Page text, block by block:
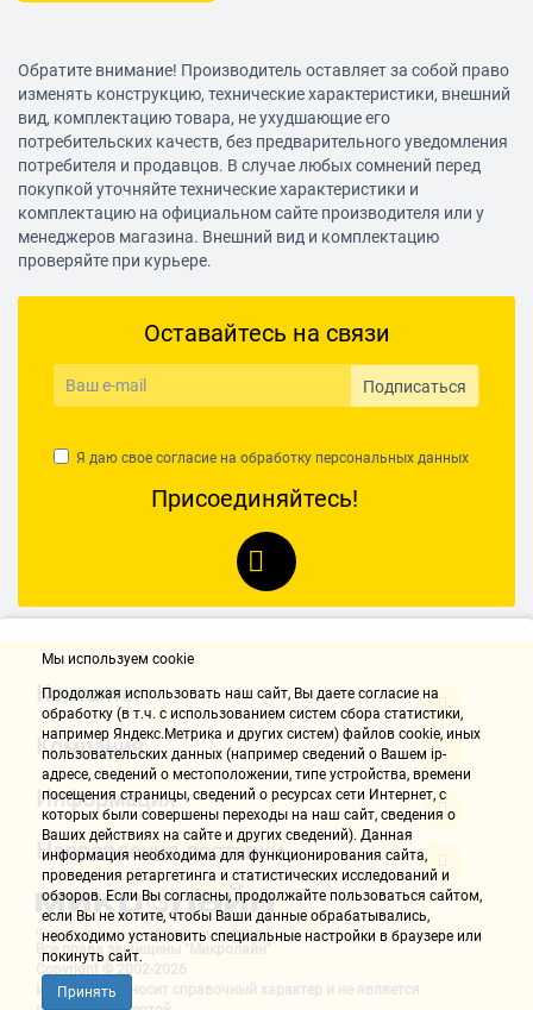
Обратите внимание! Производитель оставляет за собой право
изменять конструкцию, технические характеристики, внешний
вид, комплектацию товара, не ухудшающие его
потребительских качеств, без предварительного уведомления
потребителя и продавцов. В случае любых сомнений перед
покупкой уточняйте технические характеристики и
комплектацию на официальном сайте производителя или у
менеджеров магазина. Внешний вид и комплектацию
проверяйте при курьере.
Оставайтесь на связи
Подписаться
Я даю свое согласие на обработку персональных данных
Присоединяйтесь!
Контакты
Компания
Информация
Направления доставки
Все права защищены "Микролайн"
Copyright © 2002-2026
Информация носит справочный характер и не является
Мы используем cookie
Продолжая использовать наш cайт, Вы даете согласие на
обработку (в т.ч. с использованием систем сбора статистики,
например Яндекс.Метрика и других систем) файлов cookie, иных
пользовательских данных (например сведений о Вашем ip-
адресе, сведений о местоположении, типе устройства, времени
посещения страницы, сведений о ресурсах сети Интернет, с
которых были совершены переходы на наш сайт, сведения о
Ваших действиях на сайте и других сведений). Данная
информация необходима для функционирования сайта,
проведения ретаргетинга и статистических исследований и
обзоров. Если Вы согласны, продолжайте пользоваться сайтом,
если Вы не хотите, чтобы Ваши данные обрабатывались,
необходимо установить специальные настройки в браузере или
покинуть сайт.
Принять